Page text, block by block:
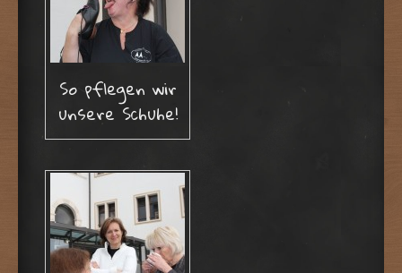
So pflegen wir
unsere Schuhe!